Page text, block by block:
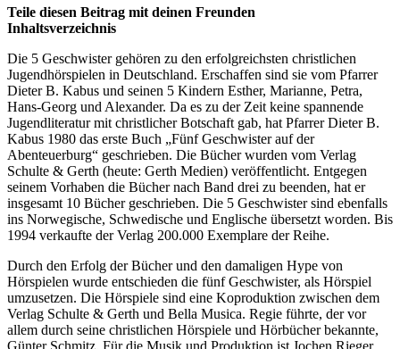
Teile diesen Beitrag mit deinen Freunden
Inhaltsverzeichnis
Die 5 Geschwister gehören zu den erfolgreichsten christlichen
Jugendhörspielen in Deutschland. Erschaffen sind sie vom Pfarrer
Dieter B. Kabus und seinen 5 Kindern Esther, Marianne, Petra,
Hans-Georg und Alexander. Da es zu der Zeit keine spannende
Jugendliteratur mit christlicher Botschaft gab, hat Pfarrer Dieter B.
Kabus 1980 das erste Buch „Fünf Geschwister auf der
Abenteuerburg“ geschrieben. Die Bücher wurden vom Verlag
Schulte & Gerth (heute: Gerth Medien) veröffentlicht. Entgegen
seinem Vorhaben die Bücher nach Band drei zu beenden, hat er
insgesamt 10 Bücher geschrieben. Die 5 Geschwister sind ebenfalls
ins Norwegische, Schwedische und Englische übersetzt worden. Bis
1994 verkaufte der Verlag 200.000 Exemplare der Reihe.
Durch den Erfolg der Bücher und den damaligen Hype von
Hörspielen wurde entschieden die fünf Geschwister, als Hörspiel
umzusetzen. Die Hörspiele sind eine Koproduktion zwischen dem
Verlag Schulte & Gerth und Bella Musica. Regie führte, der vor
allem durch seine christlichen Hörspiele und Hörbücher bekannte,
Günter Schmitz. Für die Musik und Produktion ist Jochen Rieger